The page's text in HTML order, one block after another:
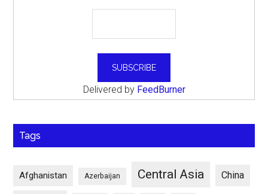
Delivered by FeedBurner
Tags
Afghanistan Azerbaijan Central Asia China